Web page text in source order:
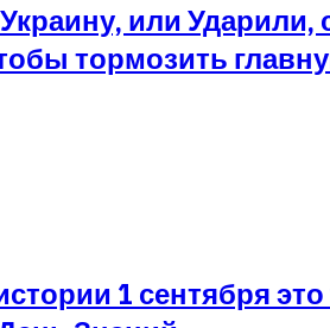
или
тормозить
1 сентября